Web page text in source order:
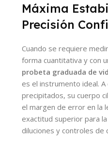
Máxima
Precisión
Cuando se requiere
forma cuantitativa y con
probeta graduada de
es el instrumento ideal.
precipitados, su cuerpo
el margen de error en la
exactitud superior para
diluciones y controles de